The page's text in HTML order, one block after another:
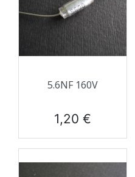
5.6NF 160V
Prix
1,20 €